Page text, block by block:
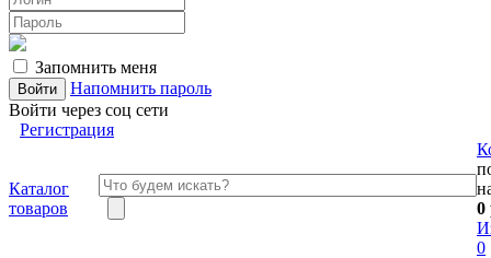
Запомнить меня
Напомнить пароль
Войти через соц сети
Регистрация
Каталог
товаров
0
0